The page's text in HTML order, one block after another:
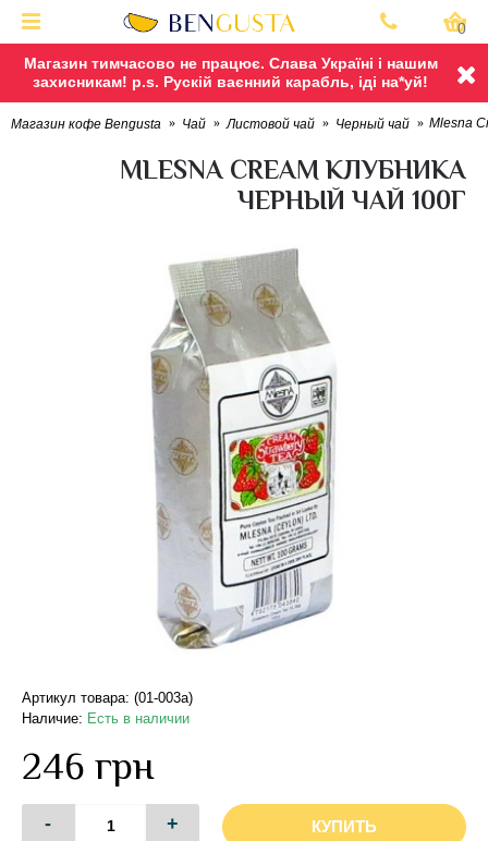
Магазин тимчасово не працює. Слава Україні і нашим
захисникам! p.s. Рускій ваєнний карабль, іді на*уй!
0
Магазин кофе Bengusta Чай Листовой чай Черный чай Mlesna
MLESNA CREAM КЛУБНИКА
ЧЕРНЫЙ ЧАЙ 100Г
Артикул товара: (01-003a)
Наличие: Есть в наличии
246 грн
- + КУПИТЬ